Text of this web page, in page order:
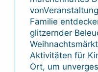
Familie
glitzernder
Aktivitäten für
Ort, um